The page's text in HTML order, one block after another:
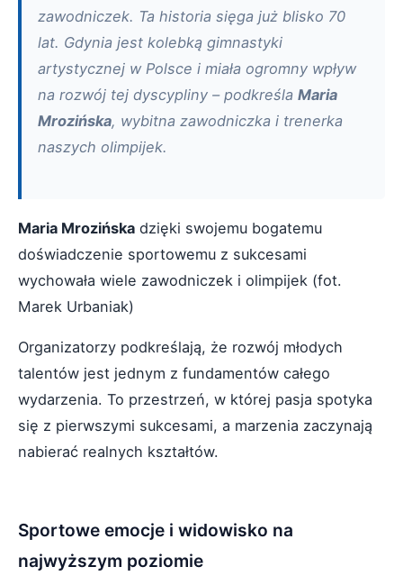
zawodniczek. Ta historia sięga już blisko 70
lat. Gdynia jest kolebką gimnastyki
artystycznej w Polsce i miała ogromny wpływ
na rozwój tej dyscypliny – podkreśla Maria
Mrozińska, wybitna zawodniczka i trenerka
naszych olimpijek.
Maria Mrozińska dzięki swojemu bogatemu
doświadczenie sportowemu z sukcesami
wychowała wiele zawodniczek i olimpijek (fot.
Marek Urbaniak)
Organizatorzy podkreślają, że rozwój młodych
talentów jest jednym z fundamentów całego
wydarzenia. To przestrzeń, w której pasja spotyka
się z pierwszymi sukcesami, a marzenia zaczynają
nabierać realnych kształtów.
Sportowe emocje i widowisko na
najwyższym poziomie